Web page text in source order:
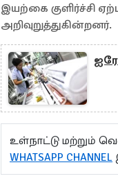
இயற்கை குளிர்ச்சி
அறிவுறுத்துகின்றனர்.
உள்நாட்டு மற்றும்
WHATSAPP CHANNEL